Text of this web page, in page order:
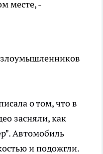
месте, -
о том, что в
засняли, как
Автомобиль
и подожгли.